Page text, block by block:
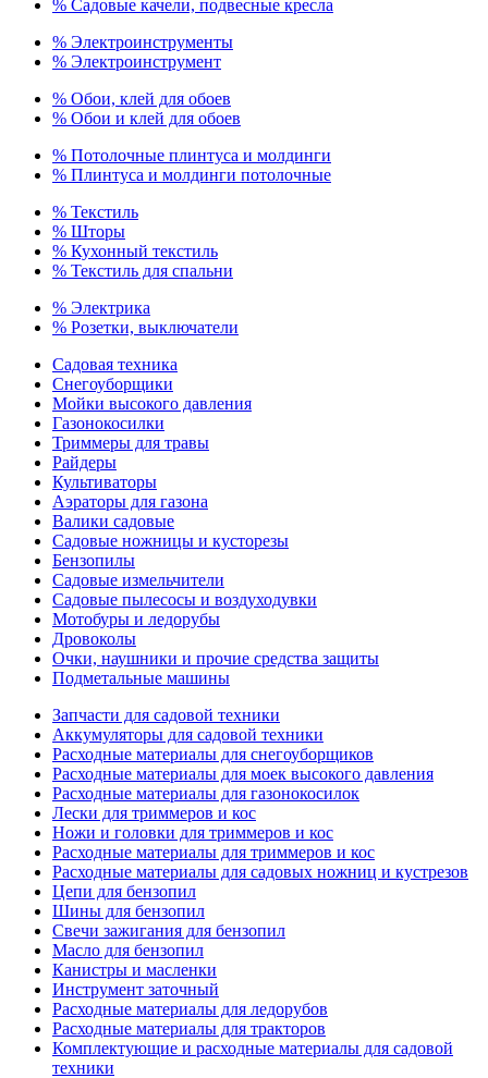
% Садовые качели, подвесные кресла
% Электроинструменты
% Электроинструмент
% Обои, клей для обоев
% Обои и клей для обоев
% Потолочные плинтуса и молдинги
% Плинтуса и молдинги потолочные
% Текстиль
% Шторы
% Кухонный текстиль
% Текстиль для спальни
% Электрика
% Розетки, выключатели
Садовая техника
Снегоуборщики
Мойки высокого давления
Газонокосилки
Триммеры для травы
Райдеры
Культиваторы
Аэраторы для газона
Валики садовые
Садовые ножницы и кусторезы
Бензопилы
Садовые измельчители
Садовые пылесосы и воздуходувки
Мотобуры и ледорубы
Дровоколы
Очки, наушники и прочие средства защиты
Подметальные машины
Запчасти для садовой техники
Аккумуляторы для садовой техники
Расходные материалы для снегоуборщиков
Расходные материалы для моек высокого давления
Расходные материалы для газонокосилок
Лески для триммеров и кос
Ножи и головки для триммеров и кос
Расходные материалы для триммеров и кос
Расходные материалы для садовых ножниц и кустрезов
Цепи для бензопил
Шины для бензопил
Свечи зажигания для бензопил
Масло для бензопил
Канистры и масленки
Инструмент заточный
Расходные материалы для ледорубов
Расходные материалы для тракторов
Комплектующие и расходные материалы для садовой
техники